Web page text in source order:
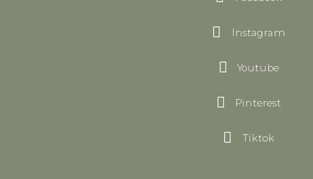
Instagram
Youtube
Pinterest
Tiktok